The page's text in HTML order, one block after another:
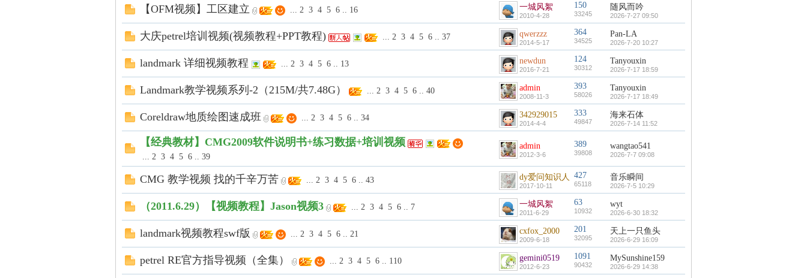
【OFM视频】工区建立 ... 2 3 4 5 6 .. 16 一城风絮
2010-4-28
150
33245
随风而吟
2026-7-27 09:50
大庆petrel培训视频(视频教程+PPT教程) ... 2 3 4 5 6 .. 37 qwerzzz
2014-5-17
364
34525
Pan-LA
2026-7-20 10:27
landmark 详细视频教程 ... 2 3 4 5 6 .. 13 newdun
2016-7-21
124
30312
Tanyouxin
2026-7-17 18:59
Landmark教学视频系列-2（215M/共7.48G） ... 2 3 4 5 6 .. 40 admin
2008-11-3
393
58026
Tanyouxin
2026-7-17 18:49
Coreldraw地质绘图速成班 ... 2 3 4 5 6 .. 34 342929015
2014-4-4
333
49847
海来石体
2026-7-14 11:52
【经典教材】CMG2009软件说明书+练习数据+培训视频
... 2 3 4 5 6 .. 39
admin
2012-3-6
389
39808
wangtao541
2026-7-7 09:08
CMG 教学视频 找的千辛万苦 ... 2 3 4 5 6 .. 43 dy爱问知识人
2017-10-11
427
65118
音乐瞬间
2026-7-5 10:29
（2011.6.29）【视频教程】Jason视频3 ... 2 3 4 5 6 .. 7 一城风絮
2011-6-29
63
10932
wyt
2026-6-30 18:32
landmark视频教程swf版 ... 2 3 4 5 6 .. 21 cxfox_2000
2009-6-18
201
32095
天上一只鱼头
2026-6-29 16:09
petrel RE官方指导视频（全集） ... 2 3 4 5 6 .. 110 gemini0519
2012-6-23
1091
90432
MySunshine159
2026-6-29 14:38